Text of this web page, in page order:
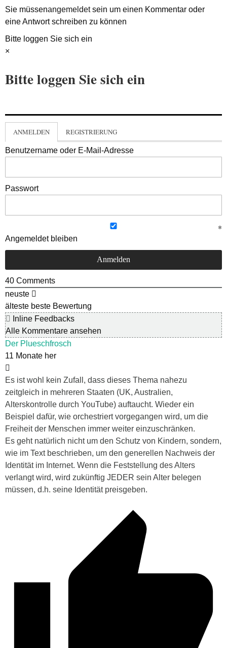
Sie müssenangemeldetsein um einen Kommentar oder
eine Antwort schreiben zu können
Bitte loggen Sie sich ein
×
Bitte loggen Sie sich ein
ANMELDEN REGISTRIERUNG
Benutzername oder E-Mail-Adresse
Passwort
Angemeldet bleiben
40 Comments
neuste
älteste beste Bewertung
Inline Feedbacks
Alle Kommentare ansehen
Der Plueschfrosch
11 Monate her
Es ist wohl kein Zufall, dass dieses Thema nahezu
zeitgleich in mehreren Staaten (UK, Australien,
Alterskontrolle durch YouTube) auftaucht. Wieder ein
Beispiel dafür, wie orchestriert vorgegangen wird, um die
Freiheit der Menschen immer weiter einzuschränken.
Es geht natürlich nicht um den Schutz von Kindern, sondern,
wie im Text beschrieben, um den generellen Nachweis der
Identität im Internet. Wenn die Feststellung des Alters
verlangt wird, wird zukünftig JEDER sein Alter belegen
müssen, d.h. seine Identität preisgeben.